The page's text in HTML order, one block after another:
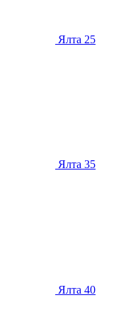
Ялта 25
Ялта 35
Ялта 40